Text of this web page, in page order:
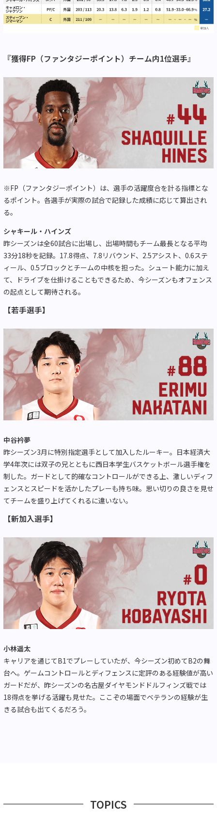
『獲得FP（ファンタジーポイント）チーム内1位選手』
※FP（ファンタジーポイント）は、選手の活躍度合を計る指標とな
るポイント。各選手が実際の試合で記録した成績に応じて算出され
る。
シャキール・ハインズ
昨シーズンは全60試合に出場し、出場時間もチーム最長となる平均
33分18秒を記録。17.8得点、7.8リバウンド、2.5アシスト、0.6ステ
ィール、0.5ブロックとチームの中核を担った。シュート能力に加え
て、ドライブを仕掛けることもできるため、今シーズンもオフェンス
の起点として期待される。
【若手選手】
中谷衿夢
昨シーズン3月に特別指定選手として加入したルーキー。日本経済大
学4年次には双子の兄とともに西日本学生バスケットボール選手権を
制した。ガードとして的確なコントロールができる上、激しいディフ
ェンスとスピードを活かしたプレーも持ち味。思い切りの良さを見せ
てチームを盛り上げてくれるに違いない。
【新加入選手】
小林遥太
キャリアを通じてB1でプレーしていたが、今シーズン初めてB2の舞
台へ。ゲームコントロールとディフェンスに定評のある経験値が高い
ガードだが、昨シーズンの名古屋ダイヤモンドドルフィンズ戦では
18得点を挙げる活躍も見せた。ここぞの場面でベテランの経験が生
きる試合も出てくるだろう。
TOPICS